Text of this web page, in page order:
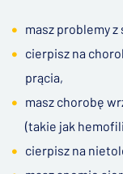
masz problemy z
cierpisz na
prącia,
masz chorobę
(takie jak
cierpisz na